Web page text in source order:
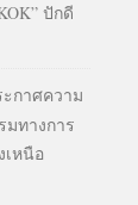
ปักดี
กาศความ
มทางการ
เหนือ